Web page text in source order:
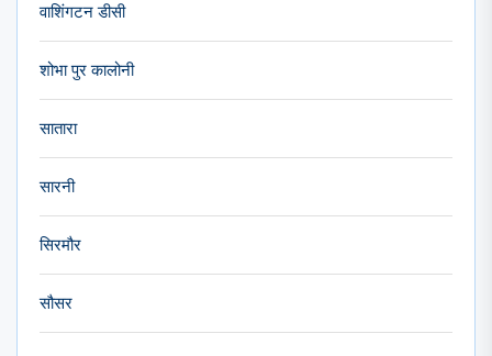
वाशिंगटन डीसी
शोभा पुर कालोनी
सातारा
सारनी
सिरमौर
सौसर